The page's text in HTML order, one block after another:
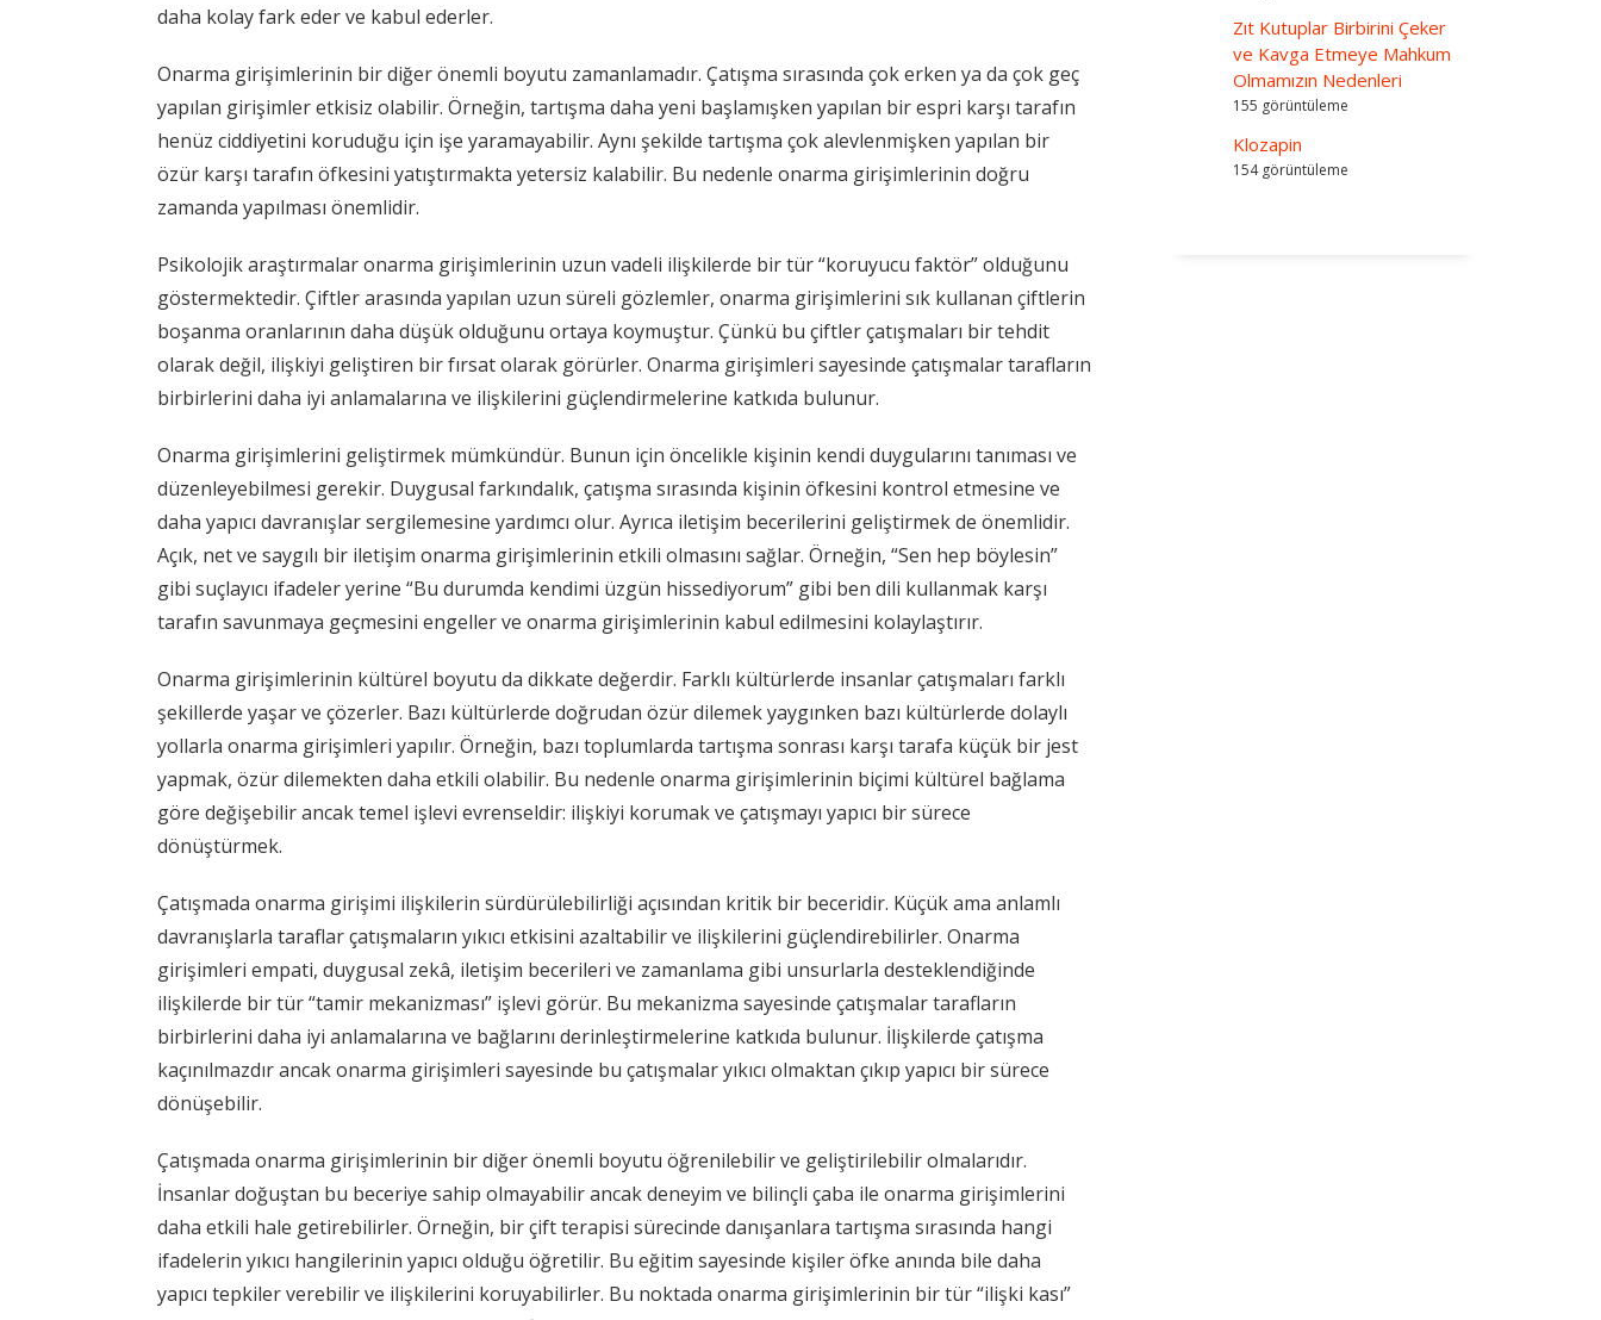
daha kolay fark eder ve kabul ederler.
Onarma girişimlerinin bir diğer önemli boyutu zamanlamadır. Çatışma sırasında çok erken ya da çok geç
yapılan girişimler etkisiz olabilir. Örneğin, tartışma daha yeni başlamışken yapılan bir espri karşı tarafın
henüz ciddiyetini koruduğu için işe yaramayabilir. Aynı şekilde tartışma çok alevlenmişken yapılan bir
özür karşı tarafın öfkesini yatıştırmakta yetersiz kalabilir. Bu nedenle onarma girişimlerinin doğru
zamanda yapılması önemlidir.
Psikolojik araştırmalar onarma girişimlerinin uzun vadeli ilişkilerde bir tür “koruyucu faktör” olduğunu
göstermektedir. Çiftler arasında yapılan uzun süreli gözlemler, onarma girişimlerini sık kullanan çiftlerin
boşanma oranlarının daha düşük olduğunu ortaya koymuştur. Çünkü bu çiftler çatışmaları bir tehdit
olarak değil, ilişkiyi geliştiren bir fırsat olarak görürler. Onarma girişimleri sayesinde çatışmalar tarafların
birbirlerini daha iyi anlamalarına ve ilişkilerini güçlendirmelerine katkıda bulunur.
Onarma girişimlerini geliştirmek mümkündür. Bunun için öncelikle kişinin kendi duygularını tanıması ve
düzenleyebilmesi gerekir. Duygusal farkındalık, çatışma sırasında kişinin öfkesini kontrol etmesine ve
daha yapıcı davranışlar sergilemesine yardımcı olur. Ayrıca iletişim becerilerini geliştirmek de önemlidir.
Açık, net ve saygılı bir iletişim onarma girişimlerinin etkili olmasını sağlar. Örneğin, “Sen hep böylesin”
gibi suçlayıcı ifadeler yerine “Bu durumda kendimi üzgün hissediyorum” gibi ben dili kullanmak karşı
tarafın savunmaya geçmesini engeller ve onarma girişimlerinin kabul edilmesini kolaylaştırır.
Onarma girişimlerinin kültürel boyutu da dikkate değerdir. Farklı kültürlerde insanlar çatışmaları farklı
şekillerde yaşar ve çözerler. Bazı kültürlerde doğrudan özür dilemek yaygınken bazı kültürlerde dolaylı
yollarla onarma girişimleri yapılır. Örneğin, bazı toplumlarda tartışma sonrası karşı tarafa küçük bir jest
yapmak, özür dilemekten daha etkili olabilir. Bu nedenle onarma girişimlerinin biçimi kültürel bağlama
göre değişebilir ancak temel işlevi evrenseldir: ilişkiyi korumak ve çatışmayı yapıcı bir sürece
dönüştürmek.
Çatışmada onarma girişimi ilişkilerin sürdürülebilirliği açısından kritik bir beceridir. Küçük ama anlamlı
davranışlarla taraflar çatışmaların yıkıcı etkisini azaltabilir ve ilişkilerini güçlendirebilirler. Onarma
girişimleri empati, duygusal zekâ, iletişim becerileri ve zamanlama gibi unsurlarla desteklendiğinde
ilişkilerde bir tür “tamir mekanizması” işlevi görür. Bu mekanizma sayesinde çatışmalar tarafların
birbirlerini daha iyi anlamalarına ve bağlarını derinleştirmelerine katkıda bulunur. İlişkilerde çatışma
kaçınılmazdır ancak onarma girişimleri sayesinde bu çatışmalar yıkıcı olmaktan çıkıp yapıcı bir sürece
dönüşebilir.
Çatışmada onarma girişimlerinin bir diğer önemli boyutu öğrenilebilir ve geliştirilebilir olmalarıdır.
İnsanlar doğuştan bu beceriye sahip olmayabilir ancak deneyim ve bilinçli çaba ile onarma girişimlerini
daha etkili hale getirebilirler. Örneğin, bir çift terapisi sürecinde danışanlara tartışma sırasında hangi
ifadelerin yıkıcı hangilerinin yapıcı olduğu öğretilir. Bu eğitim sayesinde kişiler öfke anında bile daha
yapıcı tepkiler verebilir ve ilişkilerini koruyabilirler. Bu noktada onarma girişimlerinin bir tür “ilişki kası”
Zıt Kutuplar Birbirini Çeker
ve Kavga Etmeye Mahkum
Olmamızın Nedenleri
155 görüntüleme
Klozapin
154 görüntüleme